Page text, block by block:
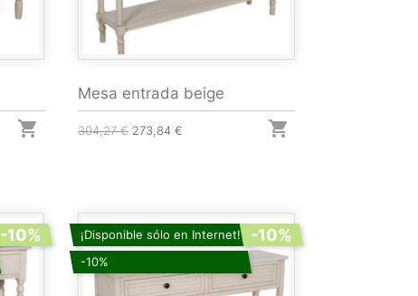

Mesa entrada beige
304,27 € 273,84 € 
-10%
¡Disponible sólo en Internet!
-10%
-10%